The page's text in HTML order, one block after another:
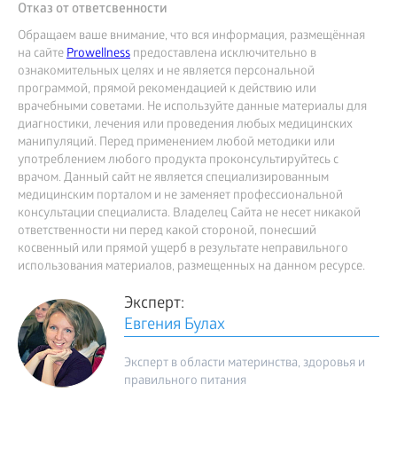
Отказ от ответсвенности
Обращаем ваше внимание, что вся информация, размещённая
на сайтеProwellness предоставлена исключительно в
ознакомительных целях и не является персональной
программой, прямой рекомендацией к действию или
врачебными советами. Не используйте данные материалы для
диагностики, лечения или проведения любых медицинских
манипуляций. Перед применением любой методики или
употреблением любого продукта проконсультируйтесь с
врачом. Данный сайт не является специализированным
медицинским порталом и не заменяет профессиональной
консультации специалиста. Владелец Сайта не несет никакой
ответственности ни перед какой стороной, понесший
косвенный или прямой ущерб в результате неправильного
использования материалов, размещенных на данном ресурсе.
Эксперт:
Евгения Булах
Эксперт в области материнства, здоровья и
правильного питания